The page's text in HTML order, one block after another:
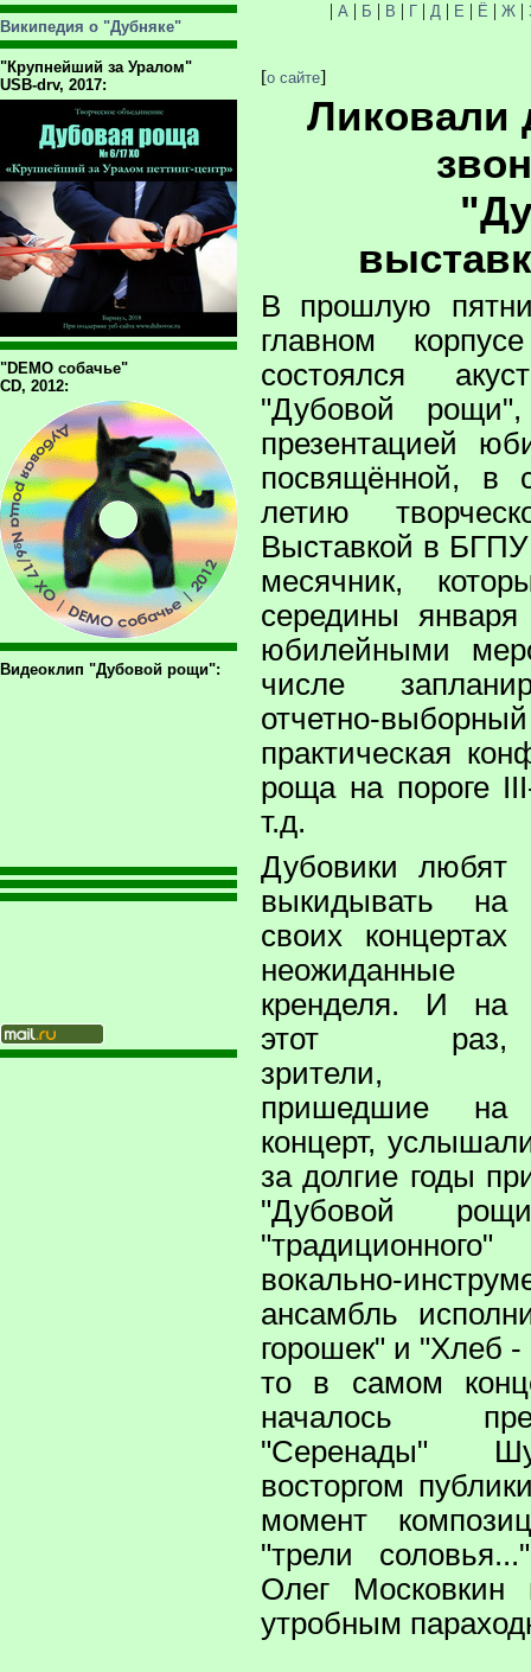
Википедия о "Дубняке"
"Крупнейший за Уралом"
USB-drv, 2017:
"DEMO собачье"
CD, 2012:
Видеоклип "Дубовой рощи":
| А | Б | В | Г| Д | Е | Ё | Ж|
[о сайте]
Ликовали
В прошлую
главном
состоялся
"Дубовой
презентацией
посвящённой, в
летию
Выставкой в
месячник,
середины
юбилейными
числе
отчетно-
практическая
роща на пороге
т.д.
Дубовики любят
выкидывать на
своих концертах
неожиданные
кренделя. И на
этот раз,
зрители,
пришедшие на
концерт,
за долгие годы
"Дубовой
вокально-
ансамбль
горошек" и "Хлеб -
то в самом
началось
"Серенады"
восторгом
момент
"трели
Олег Московкин
утробным